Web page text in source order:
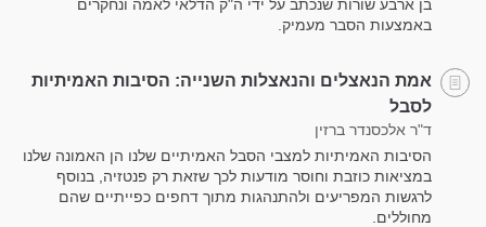
בן ארבע שורות שנכתב על ידי ה"ק הדלאי לאמה ונחקרים
באמצעות הסבר מעמיק.
אמת הנאצלים והנאצלות השנייה: הסיבות האמיתיות
לסבל
ד"ר אלכסנדר ברזין
הסיבות האמיתיות למצבי הסבל האמיתיים שלנו הן האמונה שלנו
במציאות כוזבת וחוסר מודעות לכך שזאת רק פנטזיה, בנוסף
לרגשות המפריעים ולהתנהגות מתוך דחפים כפייתיים שהם
מחוללים.